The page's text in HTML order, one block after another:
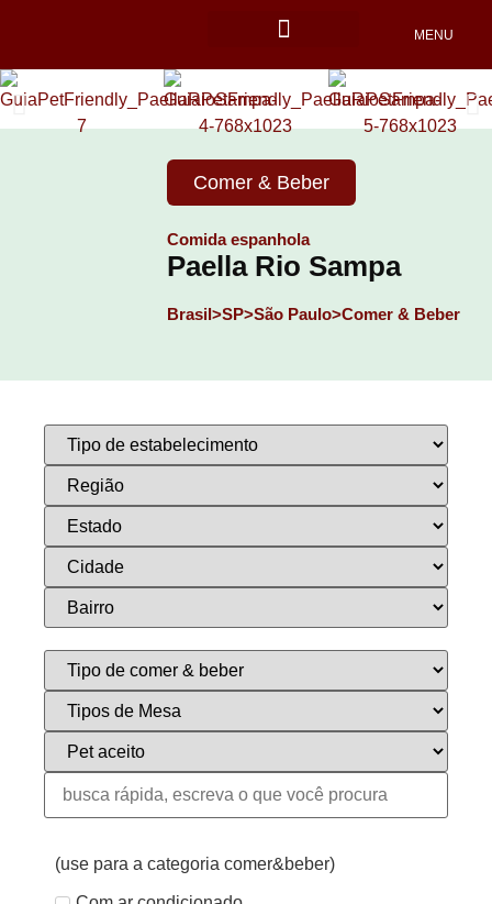
MENU
Comer & Beber
Comida espanhola
Paella Rio Sampa
Brasil>SP>São Paulo>Comer & Beber
(use para a categoria comer&beber)